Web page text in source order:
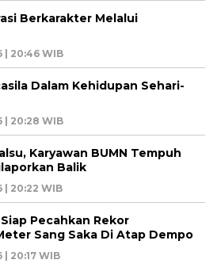
Berkarakter Melalui
| 20:46 WIB
Dalam Kehidupan Sehari-
| 20:28 WIB
Karyawan BUMN Tempuh
Balik
20:22 WIB
Pecahkan Rekor
Sang Saka Di Atap Dempo
20:17 WIB